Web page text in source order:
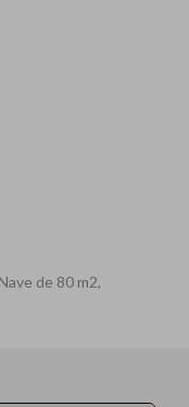
de 80 m2,